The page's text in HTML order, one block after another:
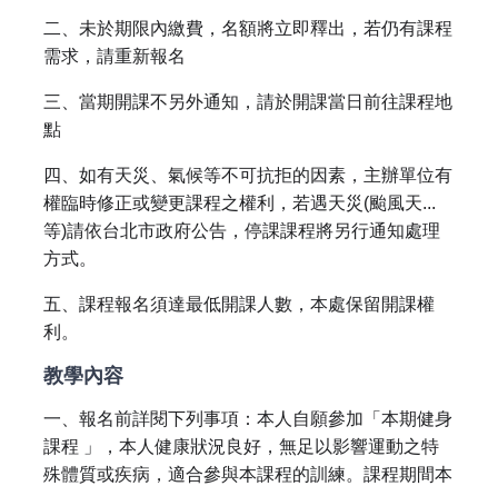
二、未於期限內繳費，名額將立即釋出，若仍有課程
需求，請重新報名
三、當期開課不另外通知，請於開課當日前往課程地
點
四、如有天災、氣候等不可抗拒的因素，主辦單位有
權臨時修正或變更課程之權利，若遇天災(颱風天...
等)請依台北市政府公告，停課課程將另行通知處理
方式。
五、課程報名須達最低開課人數，本處保留開課權
利。
教學內容
一、報名前詳閱下列事項：本人自願參加「本期健身
課程 」，本人健康狀況良好，無足以影響運動之特
殊體質或疾病，適合參與本課程的訓練。課程期間本